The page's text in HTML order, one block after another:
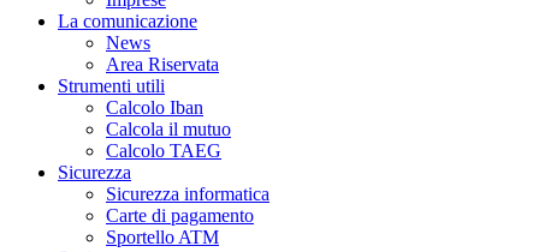
La comunicazione
News
Area Riservata
Strumenti utili
Calcolo Iban
Calcola il mutuo
Calcolo TAEG
Sicurezza
Sicurezza informatica
Carte di pagamento
Sportello ATM